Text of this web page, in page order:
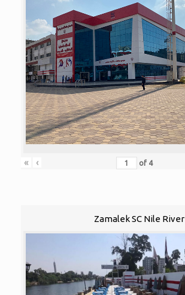
« ‹ of 4
Zamalek SC Nile River